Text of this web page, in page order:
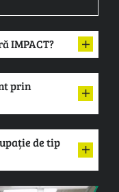
IMPACT?
prin
de tip